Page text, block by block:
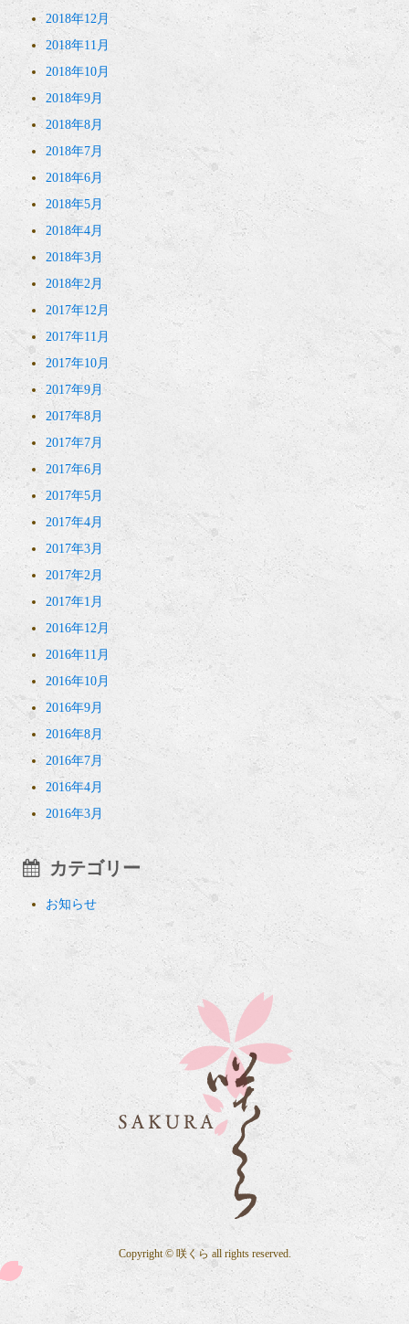
2018年12月
2018年11月
2018年10月
2018年9月
2018年8月
2018年7月
2018年6月
2018年5月
2018年4月
2018年3月
2018年2月
2017年12月
2017年11月
2017年10月
2017年9月
2017年8月
2017年7月
2017年6月
2017年5月
2017年4月
2017年3月
2017年2月
2017年1月
2016年12月
2016年11月
2016年10月
2016年9月
2016年8月
2016年7月
2016年4月
2016年3月
カテゴリー
お知らせ
Copyright © 咲くら all rights reserved.